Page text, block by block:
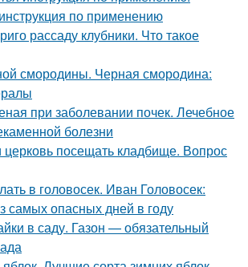
по применению
рассаду клубники. Что такое
смородины. Черная смородина:
при заболевании почек. Лечебное
болезни
посещать кладбище. Вопрос
в головосек. Иван Головосек:
самых опасных дней в году
в саду. Газон — обязательный